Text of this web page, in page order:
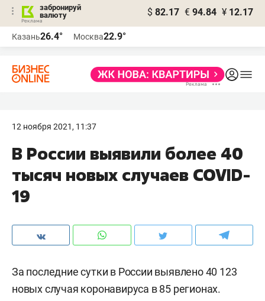
забронируй
валюту
$ 82.17 € 94.84 ¥ 12.17
Казань26.4° Москва22.9°
12 ноября 2021, 11:37
В России выявили более 40
тысяч новых случаев COVID-
19
За последние сутки в России выявлено 40 123
новых случая коронавируса в 85 регионах.